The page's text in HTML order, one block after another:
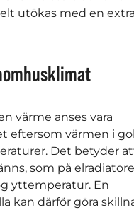
utökas med en
värme anses vara
eftersom värmen i
Det betyder
som på
yttemperatur. En
kan därför göra